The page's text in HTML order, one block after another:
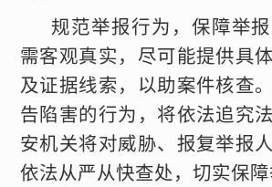
规范举报行为，保障举
需客观真实，尽可能提供具
及证据线索，以助案件核查
告陷害的行为，将依法追究
安机关将对威胁、报复举报
依法从严从快查处，切实保